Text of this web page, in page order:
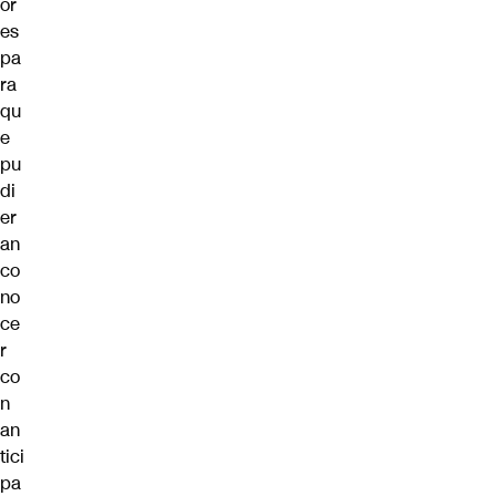
es
pa
ra
qu
e
pu
di
er
an
co
no
ce
r
co
n
an
tici
pa